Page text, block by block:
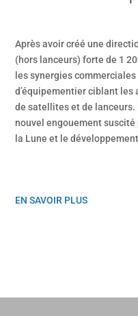
Après avoir créé une
(hors lanceurs) forte de 1
les synergies
d’équipementier ciblant
de satellites et de lanceurs.
nouvel engouement
la Lune et le
EN SAVOIR PLUS